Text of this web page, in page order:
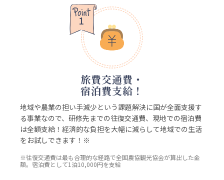
旅費交通費・
宿泊費支給！
地域や農業の担い手減少という課題解決に国が全面支援す
る事業なので、研修先までの往復交通費、現地での宿泊費
は全額支給！経済的な負担を大幅に減らして地域での生活
をお試しできます！※
※往復交通費は最も合理的な経路で全国農協観光協会が算出した金
額。宿泊費として1泊10,000円を支給